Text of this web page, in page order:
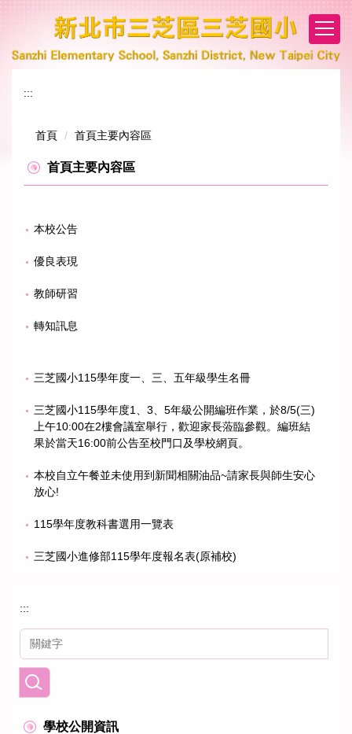
要
:::
首頁 首頁主要內容區
首頁主要內容區
本校公告
優良表現
教師研習
轉知訊息
三芝國小115學年度一、三、五年級學生名冊
三芝國小115學年度1、3、5年級公開編班作業，於8/5(三)
上午10:00在2樓會議室舉行，歡迎家長蒞臨參觀。編班結
果於當天16:00前公告至校門口及學校網頁。
本校自立午餐並未使用到新聞相關油品~請家長與師生安心
放心!
115學年度教科書選用一覽表
三芝國小進修部115學年度報名表(原補校)
:::
學校公開資訊